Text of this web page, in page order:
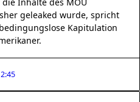
geleaked wurde, spricht
Kapitulation